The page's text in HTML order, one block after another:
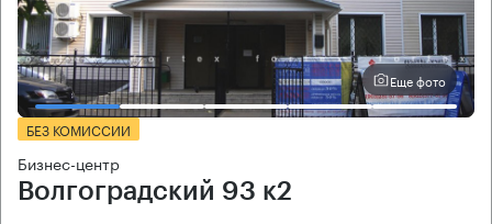
Еще фото
БЕЗ КОМИССИИ
Бизнес-центр
Волгоградский 93 к2